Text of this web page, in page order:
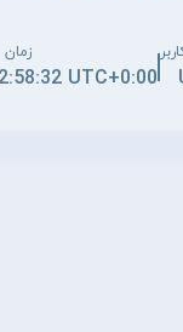
زمان
UTC+0:00